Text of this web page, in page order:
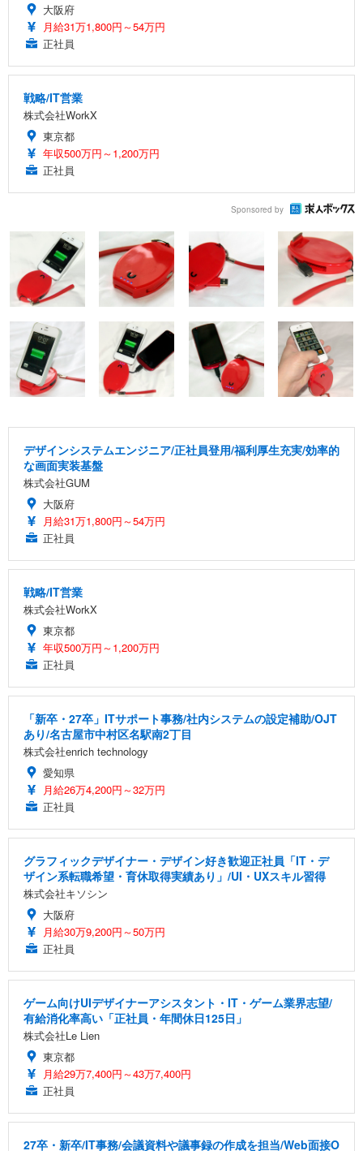
大阪府
月給31万1,800円～54万円
正社員
戦略/IT営業
株式会社WorkX
東京都
年収500万円～1,200万円
正社員
Sponsored by
デザインシステムエンジニア/正社員登用/福利厚生充実/効率的
な画面実装基盤
株式会社GUM
大阪府
月給31万1,800円～54万円
正社員
戦略/IT営業
株式会社WorkX
東京都
年収500万円～1,200万円
正社員
「新卒・27卒」ITサポート事務/社内システムの設定補助/OJT
あり/名古屋市中村区名駅南2丁目
株式会社enrich technology
愛知県
月給26万4,200円～32万円
正社員
グラフィックデザイナー・デザイン好き歓迎正社員「IT・デ
ザイン系転職希望・育休取得実績あり」/UI・UXスキル習得
株式会社キソシン
大阪府
月給30万9,200円～50万円
正社員
ゲーム向けUIデザイナーアシスタント・IT・ゲーム業界志望/
有給消化率高い「正社員・年間休日125日」
株式会社Le Lien
東京都
月給29万7,400円～43万7,400円
正社員
27卒・新卒/IT事務/会議資料や議事録の作成を担当/Web面接O